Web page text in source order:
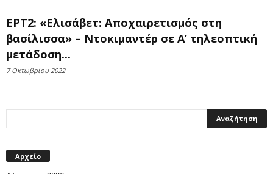
ΕΡΤ2: «Ελισάβετ: Αποχαιρετισμός στη
βασίλισσα» – Ντοκιμαντέρ σε Α’ τηλεοπτική
μετάδοση...
7 Οκτωβρίου 2022
Αρχείο